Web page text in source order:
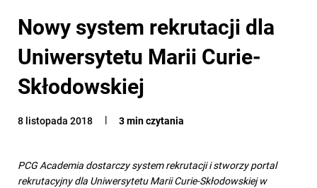
Nowy system rekrutacji dla
Uniwersytetu Marii Curie-
Skłodowskiej
8 listopada 2018 3 min czytania
PCG Academia dostarczy system rekrutacji i stworzy portal
rekrutacyjny dla Uniwersytetu Marii Curie-Skłodowskiej w